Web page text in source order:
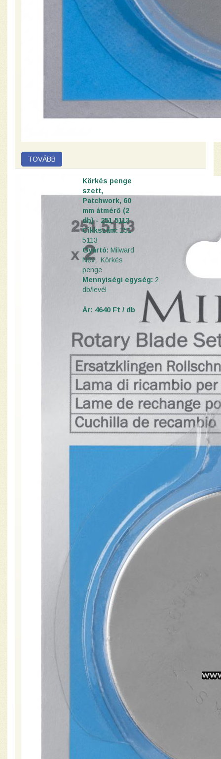
Körkés penge
szett,
Patchwork, 60
mm átmérő (2
db) - 251 5113
Cikkszám: 251
5113
Gyártó: Milward
Név: Körkés
penge
Mennyiségi egység: 2
d b/levél
Ár: 4640 Ft / db